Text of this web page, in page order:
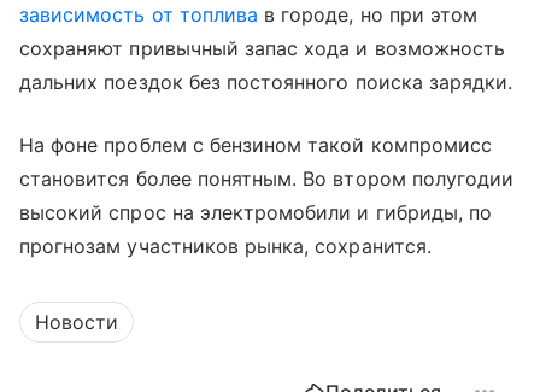
зависимость от топлива в городе, но при этом
сохраняют привычный запас хода и возможность
дальних поездок без постоянного поиска зарядки.
На фоне проблем с бензином такой компромисс
становится более понятным. Во втором полугодии
высокий спрос на электромобили и гибриды, по
прогнозам участников рынка, сохранится.
Новости